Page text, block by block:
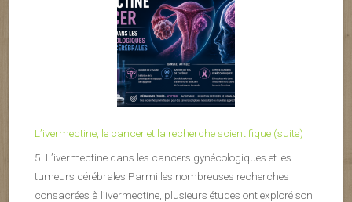
L’ivermectine, le cancer et la recherche scientifique (suite)
5. L’ivermectine dans les cancers gynécologiques et les
tumeurs cérébrales Parmi les nombreuses recherches
consacrées à l’ivermectine, plusieurs études ont exploré son